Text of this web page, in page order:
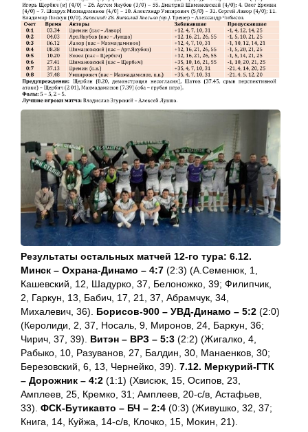
Результаты остальных матчей 12-го тура: 6.12.
Минск – Охрана-Динамо – 4:7 (2:3) (А.Семенюк, 1,
Кашевский, 12, Шадурко, 37, Белоножко, 39; Филипчик,
2, Гаркун, 13, Бабич, 17, 21, 37, Абрамчук, 34,
Михалевич, 36). Борисов-900 – УВД-Динамо – 5:2 (2:0)
(Керолиди, 2, 37, Носаль, 9, Миронов, 24, Баркун, 36;
Чирич, 37, 39). Витэн – ВРЗ – 5:3 (2:2) (Жигалко, 4,
Рабыко, 10, Разуванов, 27, Балдин, 30, Манаенков, 30;
Березовский, 6, 13, Чернейко, 39). 7.12. Меркурий-ГТК
– Дорожник – 4:2 (1:1) (Хвисюк, 15, Осипов, 23,
Амплеев, 25, Кремко, 31; Амплеев, 20-с/в, Астафьев,
33). ФСК-Бутикавто – БЧ – 2:4 (0:3) (Живушко, 32, 37;
Книга, 14, Куйжа, 14-с/в, Клочко, 15, Мокин, 21).